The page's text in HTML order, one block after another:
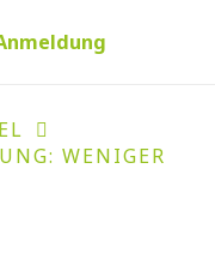
WENIGER